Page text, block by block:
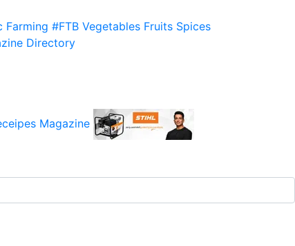
Farming #FTB Vegetables Fruits Spices
Directory
Magazine